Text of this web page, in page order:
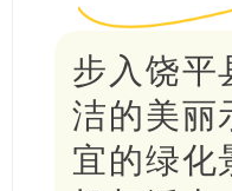
步入饶平
洁的美丽
宜的绿化